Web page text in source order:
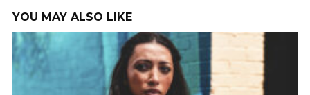
YOU MAY ALSO LIKE